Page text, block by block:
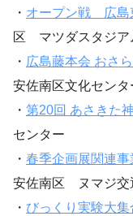
・ オープン戦 広島
区 マツダスタジア
・ 広島藤本会 おさ
安佐南区文化センタ
・ 第20回 あさきた
センター
・ 春季企画展関連事
安佐南区 ヌマジ交
・ びっくり実験大集